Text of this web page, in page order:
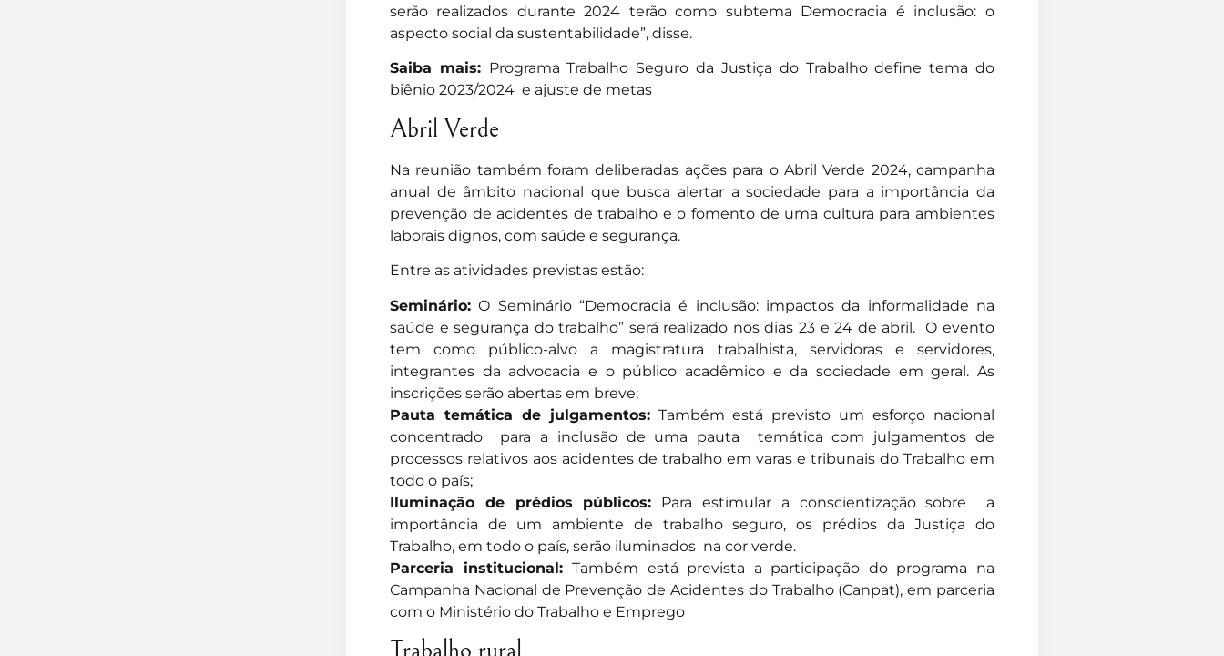
serão realizados durante 2024 terão como subtema Democracia é inclusão: o
aspecto social da sustentabilidade”, disse.
Saiba mais: Programa Trabalho Seguro da Justiça do Trabalho define tema do
biênio 2023/2024 e ajuste de metas
Abril Verde
Na reunião também foram deliberadas ações para o Abril Verde 2024, campanha
anual de âmbito nacional que busca alertar a sociedade para a importância da
prevenção de acidentes de trabalho e o fomento de uma cultura para ambientes
laborais dignos, com saúde e segurança.
Entre as atividades previstas estão:
Seminário:O Seminário “Democracia é inclusão: impactos da informalidade na
saúde e segurança do trabalho” será realizado nos dias 23 e 24 de abril. O evento
tem como público-alvo a magistratura trabalhista, servidoras e servidores,
integrantes da advocacia e o público acadêmico e da sociedade em geral. As
inscrições serão abertas em breve;
Pauta temática de julgamentos:Também está previsto um esforço nacional
concentrado para a inclusão de uma pauta temática com julgamentos de
processos relativos aos acidentes de trabalho em varas e tribunais do Trabalho em
todo o país;
Iluminação de prédios públicos: Para estimular a conscientização sobre a
importância de um ambiente de trabalho seguro, os prédios da Justiça do
Trabalho, em todo o país, serão iluminados na cor verde.
Parceria institucional:Também está prevista a participação do programa na
Campanha Nacional de Prevenção de Acidentes do Trabalho (Canpat), em parceria
com o Ministério do Trabalho e Emprego